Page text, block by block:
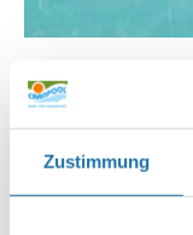
Zustimmung
DE: 089 / 451